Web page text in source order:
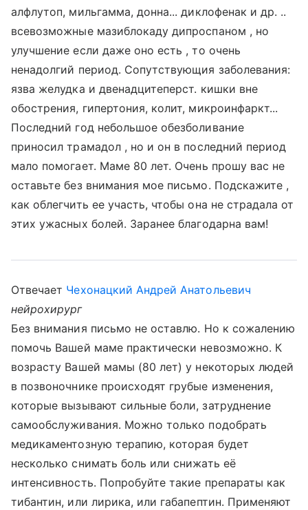
алфлутоп, мильгамма, донна... диклофенак и др. ..
всевозможные мазиблокаду дипроспаном , но
улучшение если даже оно есть , то очень
ненадолгий период. Сопутствующия заболевания:
язва желудка и двенадцитеперст. кишки вне
обострения, гипертония, колит, микроинфаркт...
Последний год небольшое обезболивание
приносил трамадол , но и он в последний период
мало помогает. Маме 80 лет. Очень прошу вас не
оставьте без внимания мое письмо. Подскажите ,
как облегчить ее участь, чтобы она не страдала от
этих ужасных болей. Заранее благодарна вам!
Отвечает Чехонацкий Андрей Анатольевич
нейрохирург
Без внимания письмо не оставлю. Но к сожалению
помочь Вашей маме практически невозможно. К
возрасту Вашей мамы (80 лет) у некоторых людей
в позвоночнике происходят грубые изменения,
которые вызывают сильные боли, затруднение
самообслуживания. Можно только подобрать
медикаментозную терапию, которая будет
несколько снимать боль или снижать её
интенсивность. Попробуйте такие препараты как
тибантин, или лирика, или габапептин. Применяют